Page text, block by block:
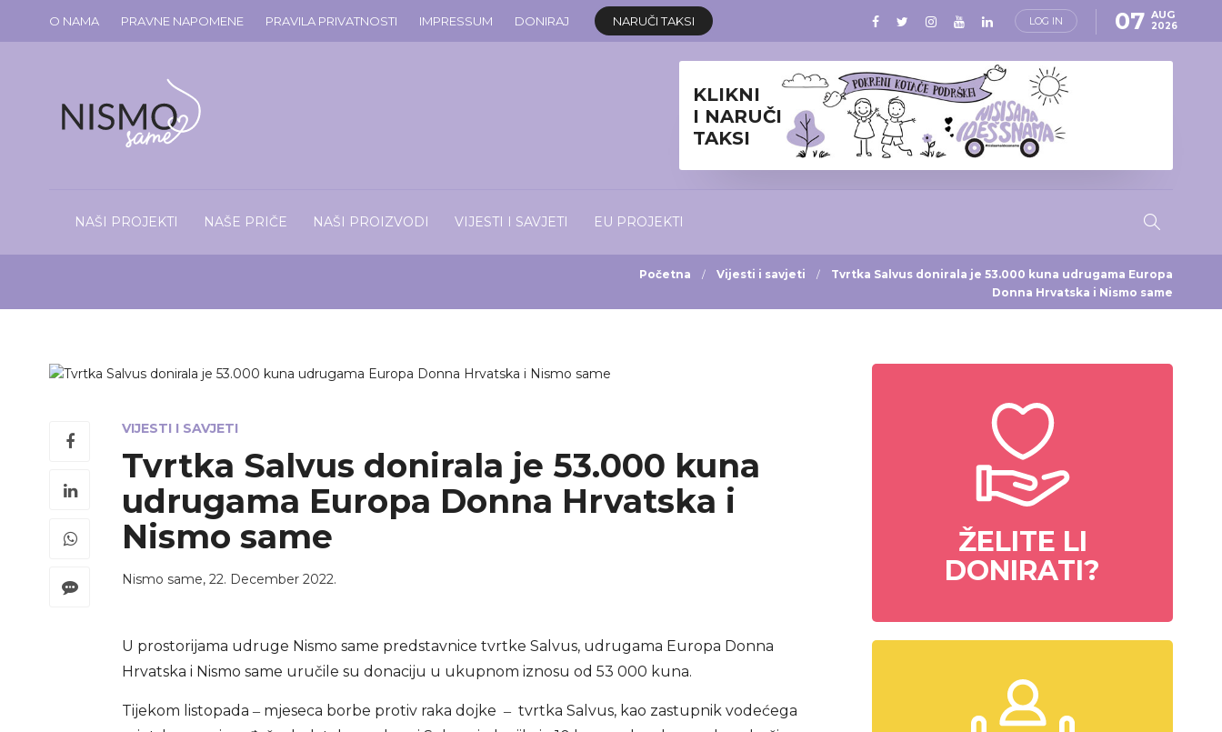
O NAMA PRAVNE NAPOMENE PRAVILA PRIVATNOSTI IMPRESSUM DONIRAJ NARUČI TAKSI LOG IN 07 AUG
2026
KLIKNI
I NARUČI
TAKSI
NAŠI PROJEKTI NAŠE PRIČE NAŠI PROIZVODI VIJESTI I SAVJETI EU PROJEKTI
Početna Vijesti i savjeti
Tvrtka Salvus donirala je 53.000 kuna udrugama Europa
Donna Hrvatska i Nismo same
VIJESTI I SAVJETI
Tvrtka Salvus donirala je 53.000 kuna
udrugama Europa Donna Hrvatska i
Nismo same
Nismo same, 22. December 2022.
U prostorijama udruge Nismo same predstavnice tvrtke Salvus, udrugama Europa Donna
Hrvatska i Nismo same uručile su donaciju u ukupnom iznosu od 53 000 kuna.
Tijekom listopada ‒ mjeseca borbe protiv raka dojke ‒ tvrtka Salvus, kao zastupnik vodećega
ŽELITE LI
DONIRATI?